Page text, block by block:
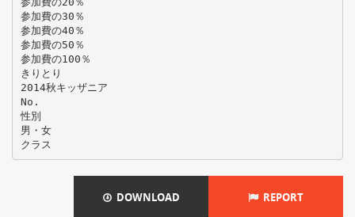
参加費の30％
参加費の40％
参加費の50％
参加費の100％
きりとり
2014秋キッザニア
No.
性別
男・女
DOWNLOAD REPORT